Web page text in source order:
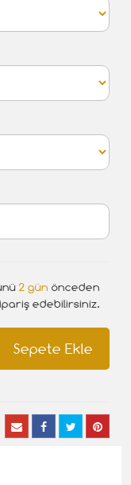
2 gün önceden
edebilirsiniz.
Sepete Ekle